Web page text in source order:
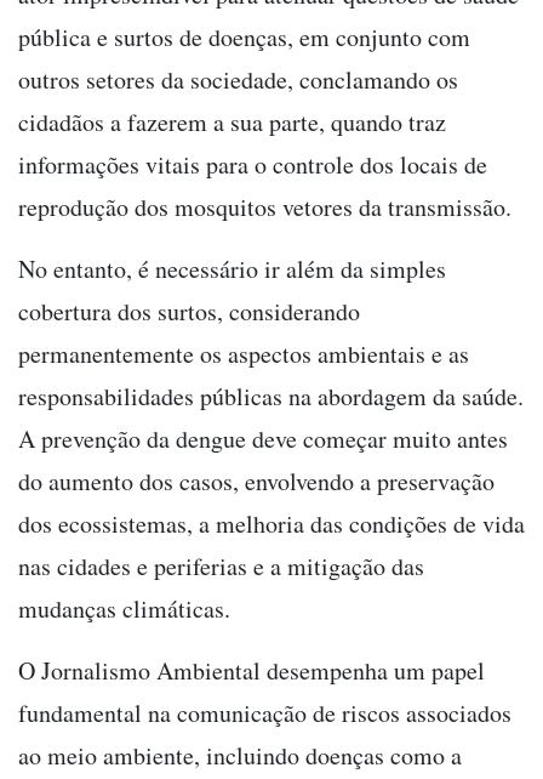
pública e surtos de doenças, em conjunto com
outros setores da sociedade, conclamando os
cidadãos a fazerem a sua parte, quando traz
informações vitais para o controle dos locais de
reprodução dos mosquitos vetores da transmissão.
No entanto, é necessário ir além da simples
cobertura dos surtos, considerando
permanentemente os aspectos ambientais e as
responsabilidades públicas na abordagem da saúde.
A prevenção da dengue deve começar muito antes
do aumento dos casos, envolvendo a preservação
dos ecossistemas, a melhoria das condições de vida
nas cidades e periferias e a mitigação das
mudanças climáticas.
O Jornalismo Ambiental desempenha um papel
fundamental na comunicação de riscos associados
ao meio ambiente, incluindo doenças como a